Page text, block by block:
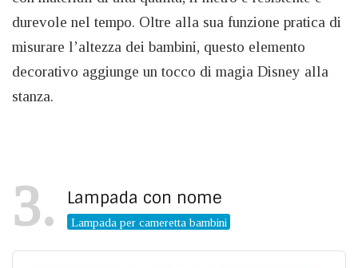
durevole nel tempo. Oltre alla sua funzione pratica di
misurare l’altezza dei bambini, questo elemento
decorativo aggiunge un tocco di magia Disney alla
stanza.
3 Lampada con nome
Lampada per cameretta bambini